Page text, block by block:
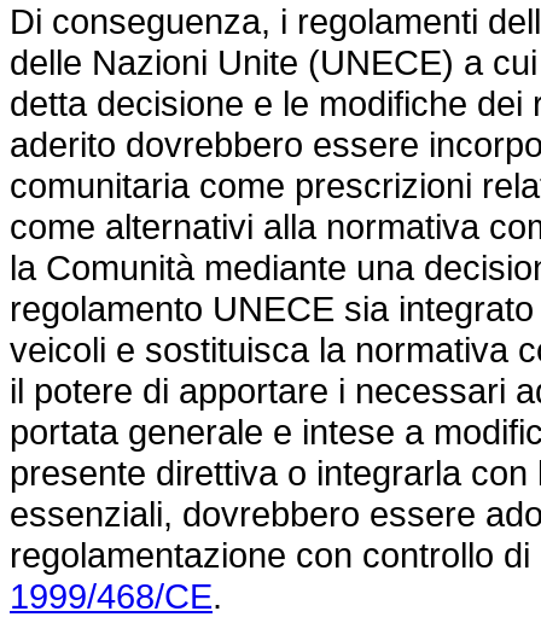
Di conseguenza, i regolamenti
delle Nazioni Unite (UNECE) a
detta decisione e le modifiche
aderito dovrebbero essere
comunitaria come prescrizioni
come alternativi alla normativa
la Comunità mediante una
regolamento UNECE sia
veicoli e sostituisca la normativa
il potere di apportare i necessari
portata generale e intese a
presente direttiva o integrarla con
essenziali, dovrebbero essere
regolamentazione con controllo
1999/468/CE.